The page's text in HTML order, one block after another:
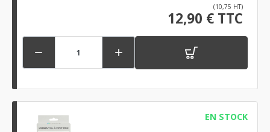
(10,75 HT)
12,90 € TTC
 
EN STOCK